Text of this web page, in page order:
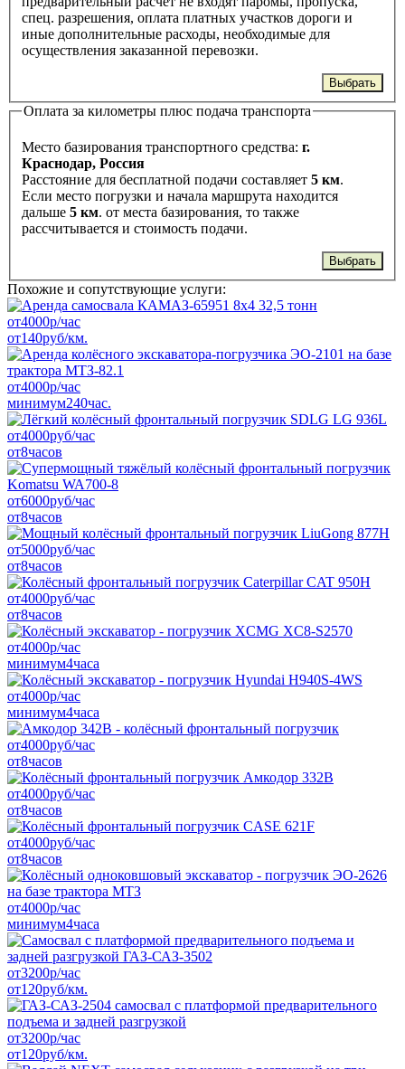
спец. разрешения, оплата платных участков дороги и
иные дополнительные расходы, необходимые для
осуществления заказанной перевозки.
Выбрать
Оплата за километры плюс подача транспорта
Место базирования транспортного средства: г.
Краснодар, Россия
Расстояние для бесплатной подачи составляет 5 км.
Если место погрузки и начала маршрута находится
дальше 5 км. от места базирования, то также
рассчитывается и стоимость подачи.
Выбрать
Похожие и сопутствующие услуги:
от4000р/час
от140руб/км.
от4000р/час
минимум240час.
от4000руб/час
от8часов
от6000руб/час
от8часов
от5000руб/час
от8часов
от4000руб/час
от8часов
от4000р/час
минимум4часа
от4000р/час
минимум4часа
от4000руб/час
от8часов
от4000руб/час
от8часов
от4000руб/час
от8часов
от4000р/час
минимум4часа
от3200р/час
от120руб/км.
от3200р/час
от120руб/км.